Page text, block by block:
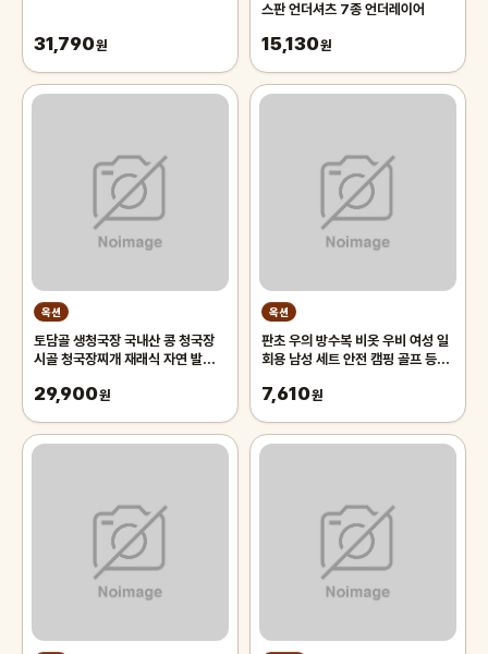
31,790원
스판 언더셔츠 7종 언더레이어
15,130원
옥션
토담골 생청국장 국내산 콩 청국장
시골 청국장찌개 재래식 자연 발효
29,900원
옥션
판초 우의 방수복 비옷 우비 여성 일
회용 남성 세트 안전 캠핑 골프 등산
7,610원